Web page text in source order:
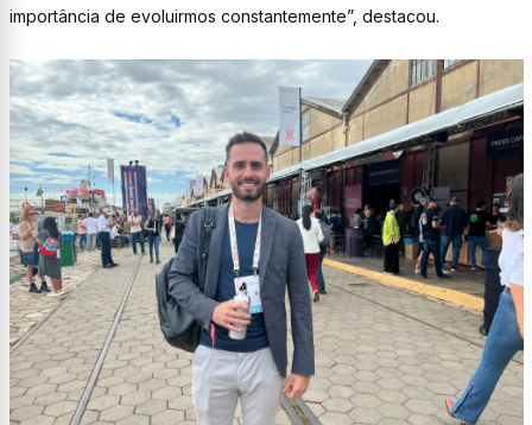
importância de evoluirmos constantemente”, destacou.